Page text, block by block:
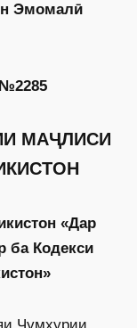
Эмомалӣ
МАҶЛИСИ
«Дар
ба Кодекси
Ҷумҳурии